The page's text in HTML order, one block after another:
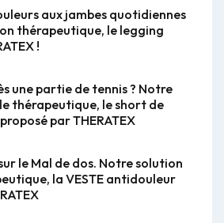
aux jambes quotidiennes
thérapeutique, le legging
!
une partie de tennis ? Notre
thérapeutique, le short de
par THERATEX
le Mal de dos. Notre solution
la VESTE antidouleur